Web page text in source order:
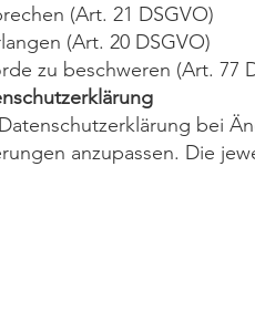
(Art. 21 DSGVO)
(Art. 20 DSGVO)
zu beschweren (Art. 77
bei
anzupassen. Die